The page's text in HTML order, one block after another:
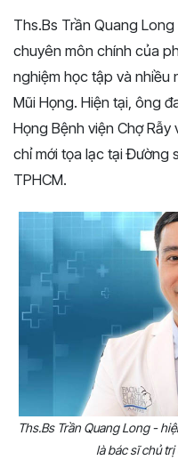
Ths.Bs Trần Quang
chuyên môn chính của
nghiệm học tập và nhiều
Mũi Họng. Hiện tại, ông
Họng Bệnh viện Chợ
chỉ mới tọa lạc tại Đường
TPHCM.
Ths.Bs Trần Quang Long -
là bác sĩ chủ